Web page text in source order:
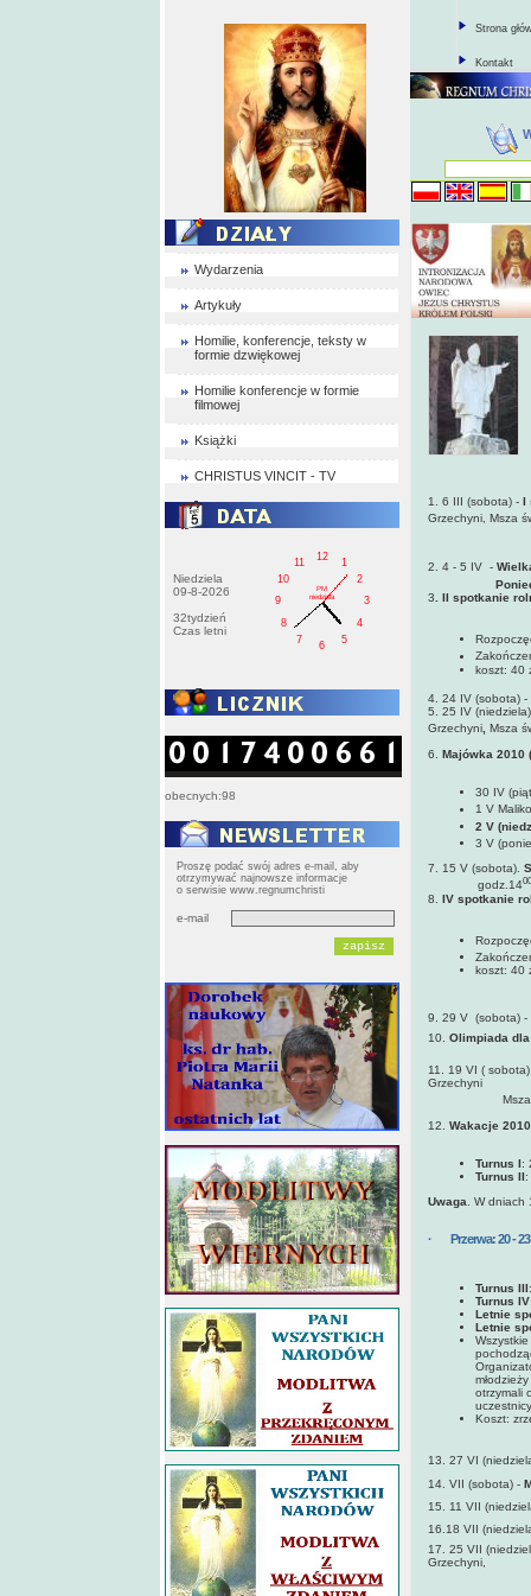
Wydarzenia
Artykuły
Homilie, konferencje, teksty w
formie dzwiękowej
Homilie konferencje w formie
filmowej
Książki
CHRISTUS VINCIT - TV
Niedziela
09-8-2026
32tydzień
Czas letni
1
2
3
4
5
6
7
8
9
10
11
12
PM
niedziela
obecnych:98
Proszę podać swój adres e-mail, aby
otrzymywać najnowsze informacje
o serwisie www.regnumchristi
e-mail
Strona
Kontakt
1. 6 III (sobota) - I
Grzechyni, Msza
2. 4 - 5 IV -
3 . II spotkanie
koszt: 40
4. 24 IV (sobota) -
5. 25 IV
Grzechyni, Msza
6. Majówka 2010
30 IV
1 V
2 V
3 V
7. 15 V (sobota).
godz.1400
8. IV spotkanie
koszt: 40
9. 29 V (sobota) -
10. Olimpiada
11. 19 VI (
Grzechyni
Msza św.
12. Wakacje
Turnus I:
Turnus II
Uwaga . W
· Przerwa: 20 - 23
Turnus III
Turnus IV
Letnie
Letnie
otrzymali
Koszt:
13. 27 VI
14. VII (sobota) -
15. 11 VII
16.18 VII
17. 25 VII
Grzechyni,